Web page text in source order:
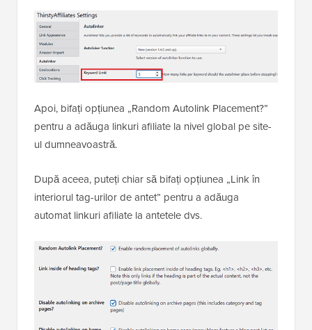
Apoi, bifați opțiunea „Random Autolink Placement?”
pentru a adăuga linkuri afiliate la nivel global pe site-
ul dumneavoastră.
După aceea, puteți chiar să bifați opțiunea „Link în
interiorul tag-urilor de antet” pentru a adăuga
automat linkuri afiliate la antetele dvs.